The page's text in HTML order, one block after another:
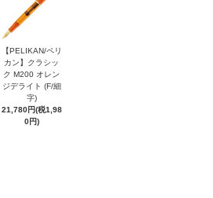
【PELIKAN/ペリ
カン】クラシッ
ク M200 オレン
ジデライト (F/細
字)
21,780円(税1,98
0円)